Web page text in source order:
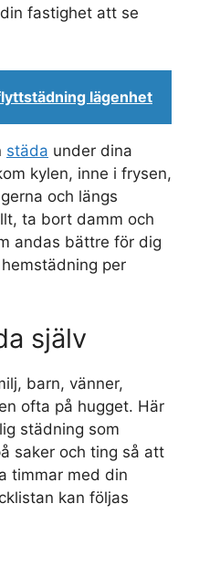
fastighet att se
lägenhet
städa under dina
kylen, inne i frysen,
och längs
ta bort damm och
andas bättre för dig
per
själv
barn, vänner,
ofta på hugget. Här
städning som
saker och ting så att
timmar med din
kan följas